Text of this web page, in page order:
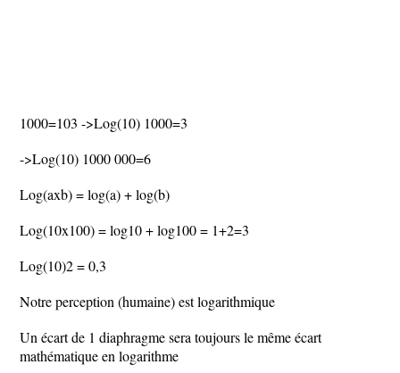
1000=103 ->Log(10) 1000=3
->Log(10) 1000 000=6
Log(axb) = log(a) + log(b)
Log(10x100) = log10 + log100 = 1+2=3
Log(10)2 = 0,3
Notre perception (humaine) est logarithmique
Un écart de 1 diaphragme sera toujours le même écart
mathématique en logarithme